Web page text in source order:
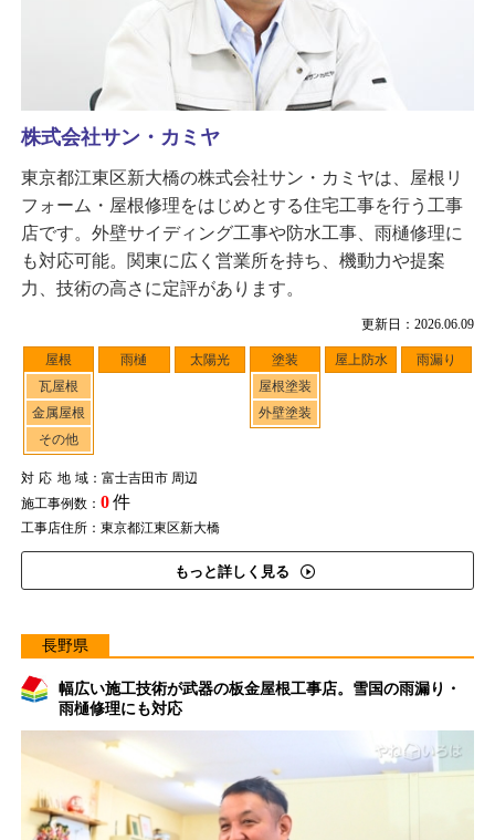
更新日：2026.06.09
屋根
瓦屋根
金属屋根
その他
雨樋 太陽光
塗装
屋根塗装
外壁塗装
屋上防水 雨漏り
対応地域：富士吉田市 周辺
施工事例数： 0件
工事店住所：東京都江東区新大橋
もっと詳しく見る
株式会社サン・カミヤ
東京都江東区新大橋の株式会社サン・カミヤは、屋根リ
フォーム・屋根修理をはじめとする住宅工事を行う工事
店です。外壁サイディング工事や防水工事、雨樋修理に
も対応可能。関東に広く営業所を持ち、機動力や提案
力、技術の高さに定評があります。
長野県
幅広い施工技術が武器の板金屋根工事店。雪国の雨漏り・
雨樋修理にも対応